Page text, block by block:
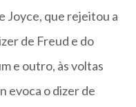
Joyce, que rejeitou a
de Freud e do
e outro, às voltas
evoca o dizer de